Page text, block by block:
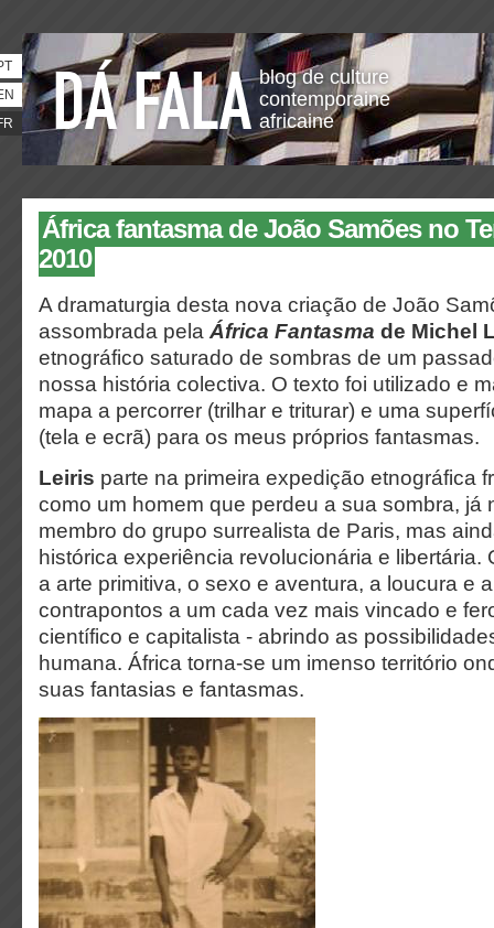
blog de culture
contemporaine
africaine
África fantasma de João Samões no
2010
A dramaturgia desta nova criação de João
assombrada pela África Fantasma de Michel
etnográfico saturado de sombras de um
nossa história colectiva. O texto foi utilizado e
mapa a percorrer (trilhar e triturar) e uma
(tela e ecrã) para os meus próprios fantasmas.
Leiris parte na primeira expedição etnográfica
como um homem que perdeu a sua sombra, já
membro do grupo surrealista de Paris, mas
histórica experiência revolucionária e libertária.
a arte primitiva, o sexo e aventura, a loucura e
contrapontos a um cada vez mais vincado e
científico e capitalista - abrindo as
humana. África torna-se um imenso território
suas fantasias e fantasmas.